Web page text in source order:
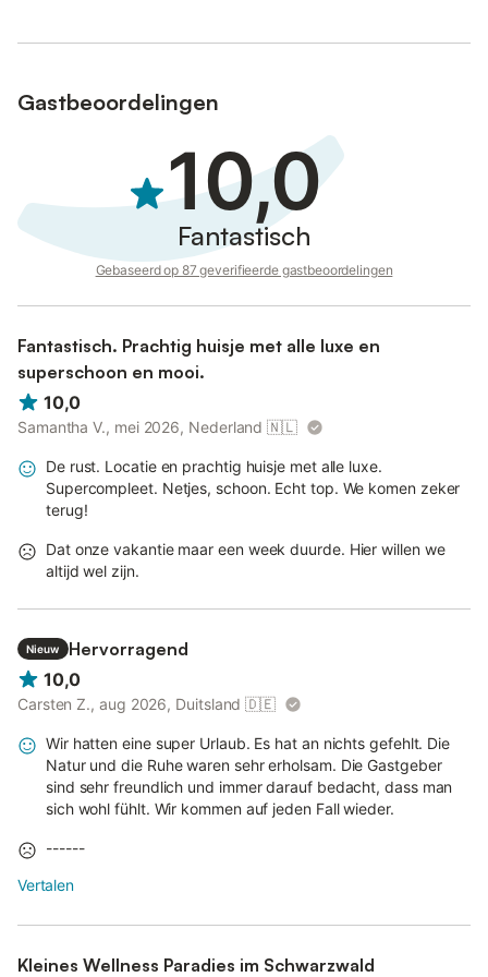
Gastbeoordelingen
10,0
Fantastisch
Gebaseerd op 87 geverifieerde gastbeoordelingen
Fantastisch. Prachtig huisje met alle luxe en
superschoon en mooi.
10,0
Samantha V., mei 2026, Nederland 🇳🇱
De rust. Locatie en prachtig huisje met alle luxe.
Supercompleet. Netjes, schoon. Echt top. We komen zeker
terug!
Dat onze vakantie maar een week duurde. Hier willen we
altijd wel zijn.
Nieuw
Hervorragend
10,0
Carsten Z., aug 2026, Duitsland 🇩🇪
Wir hatten eine super Urlaub. Es hat an nichts gefehlt. Die
Natur und die Ruhe waren sehr erholsam. Die Gastgeber
sind sehr freundlich und immer darauf bedacht, dass man
sich wohl fühlt. Wir kommen auf jeden Fall wieder.
------
Vertalen
Kleines Wellness Paradies im Schwarzwald